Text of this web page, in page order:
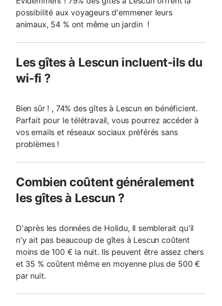
possibilité aux voyageurs d'emmener leurs
animaux, 54 % ont même un jardin !
Les gîtes à Lescun incluent-ils du
wi-fi ?
Bien sûr ! , 74% des gîtes à Lescun en bénéficient.
Parfait pour le télétravail, vous pourrez accéder à
vos emails et réseaux sociaux préférés sans
problèmes !
Combien coûtent généralement
les gîtes à Lescun ?
D'après les données de Holidu, Il semblerait qu'il
n'y ait pas beaucoup de gîtes à Lescun coûtent
moins de 100 € la nuit. Ils peuvent être assez chers
et 35 % coûtent même en moyenne plus de 500 €
par nuit.